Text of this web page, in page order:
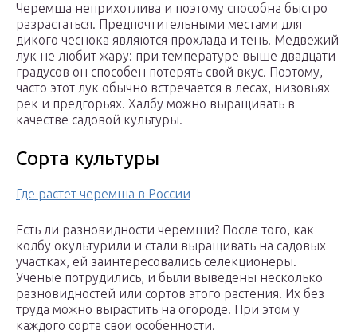
Черемша неприхотлива и поэтому способна быстро
разрастаться. Предпочтительными местами для
дикого чеснока являются прохлада и тень. Медвежий
лук не любит жару: при температуре выше двадцати
градусов он способен потерять свой вкус. Поэтому,
часто этот лук обычно встречается в лесах, низовьях
рек и предгорьях. Халбу можно выращивать в
качестве садовой культуры.
Сорта культуры
Где растет черемша в России
Есть ли разновидности черемши? После того, как
колбу окультурили и стали выращивать на садовых
участках, ей заинтересовались селекционеры.
Ученые потрудились, и были выведены несколько
разновидностей или сортов этого растения. Их без
труда можно вырастить на огороде. При этом у
каждого сорта свои особенности.